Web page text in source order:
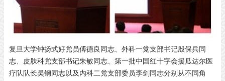
复旦大学钟扬式好党员傅德良同志、外科一党支部书记殷保兵同
志、皮肤科党支部书记朱敏同志、第一批中国红十字会援瓜达尔医
疗队队长吴钢同志以及内科二党支部委员李剑同志分别从不同角